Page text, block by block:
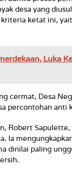
desa yang
ketat ini,
Luka
cermat, Desa
percontohan anti
Robert
Ia
dinilai paling